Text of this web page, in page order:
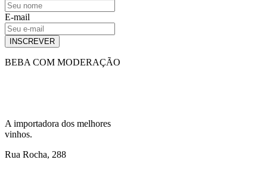
E-mail
INSCREVER
BEBA COM MODERAÇÃO
A importadora dos melhores
vinhos.
Rua Rocha, 288